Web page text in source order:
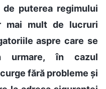
puterea regimului
mai mult de lucruri
aspre care se
urmare, în cazul
fără probleme și